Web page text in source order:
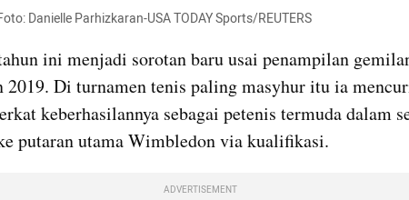
Danielle Parhizkaran-USA TODAY Sports/REUTERS
ini menjadi sorotan baru usai penampilan
Di turnamen tenis paling masyhur itu ia
keberhasilannya sebagai petenis termuda dalam
putaran utama Wimbledon via kualifikasi.
ADVERTISEMENT